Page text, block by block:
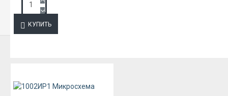
КУПИТЬ